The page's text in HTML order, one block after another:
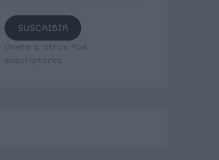
SUSCRIBIR
Únete a otros 96K
suscriptores